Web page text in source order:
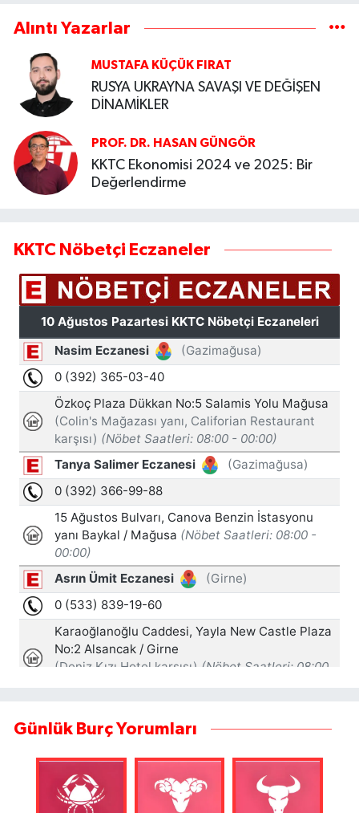
Alıntı Yazarlar
MUSTAFA KÜÇÜK FIRAT
RUSYA UKRAYNA SAVAŞI VE DEĞİŞEN
DİNAMİKLER
PROF. DR. HASAN GÜNGÖR
KKTC Ekonomisi 2024 ve 2025: Bir
Değerlendirme
KKTC Nöbetçi Eczaneler
Günlük Burç Yorumları